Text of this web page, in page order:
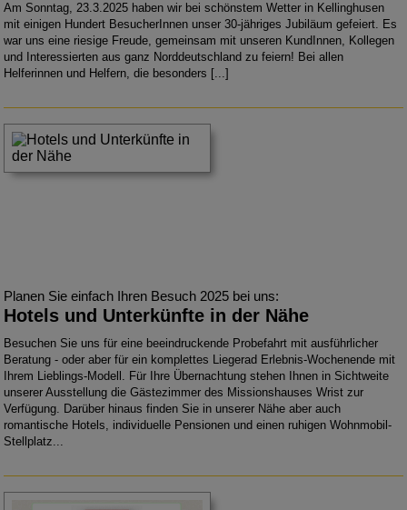
Am Sonntag, 23.3.2025 haben wir bei schönstem Wetter in Kellinghusen
mit einigen Hundert BesucherInnen unser 30-jähriges Jubiläum gefeiert. Es
war uns eine riesige Freude, gemeinsam mit unseren KundInnen, Kollegen
und Interessierten aus ganz Norddeutschland zu feiern! Bei allen
Helferinnen und Helfern, die besonders [...]
Planen Sie einfach Ihren Besuch 2025 bei uns:
Hotels und Unterkünfte in der Nähe
Besuchen Sie uns für eine beeindruckende Probefahrt mit ausführlicher
Beratung - oder aber für ein komplettes Liegerad Erlebnis-Wochenende mit
Ihrem Lieblings-Modell. Für Ihre Übernachtung stehen Ihnen in Sichtweite
unserer Ausstellung die Gästezimmer des Missionshauses Wrist zur
Verfügung. Darüber hinaus finden Sie in unserer Nähe aber auch
romantische Hotels, individuelle Pensionen und einen ruhigen Wohnmobil-
Stellplatz...